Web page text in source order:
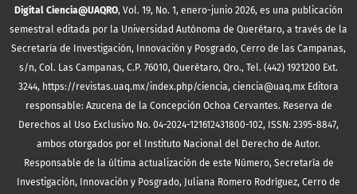
Digital Ciencia@UAQRO, Vol. 19, No. 1, enero-junio 2026, es una publicación
semestral editada por la Universidad Autónoma de Querétaro, a través de la
Secretaría de Investigación, Innovación y Posgrado, Cerro de las Campanas,
s/n, Col. Las Campanas, C.P. 76010, Querétaro, Qro., Tel. (442) 1921200 Ext.
3244, https://revistas.uaq.mx/index.php/ciencia, ciencia@uaq.mx Editora
responsable: Azucena de la Concepción Ochoa Cervantes. Reserva de
Derechos al Uso Exclusivo No. 04-2024-121612431800-102, ISSN: 2395-8847,
ambos otorgados por el Instituto Nacional del Derecho de Autor.
Responsable de la última actualización de este Número, Secretaría de
Investigación, Innovación y Posgrado, Juliana Romero Rodríguez, Cerro de